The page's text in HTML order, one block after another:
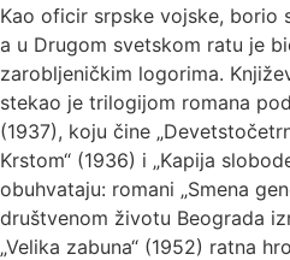
Kao oficir srpske vojske, borio
a u Drugom svetskom ratu je
zarobljeničkim logorima.
stekao je trilogijom romana
(1937), koju čine
Krstom“ (1936) i „Kapija
obuhvataju: romani „Smena
društvenom životu Beograda
„Velika zabuna“ (1952) ratna